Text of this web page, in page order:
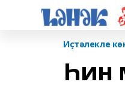
Иҫтәлекле
Һин